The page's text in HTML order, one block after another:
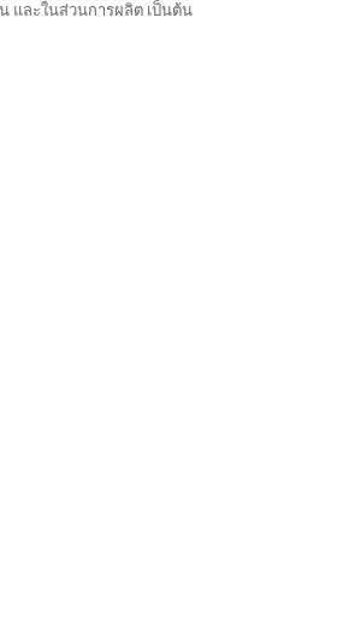
และในส่วนการผลิต เป็นต้น